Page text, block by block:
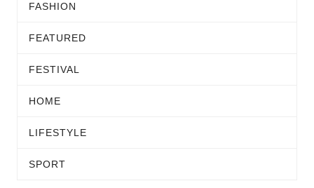
FASHION
FEATURED
FESTIVAL
HOME
LIFESTYLE
SPORT